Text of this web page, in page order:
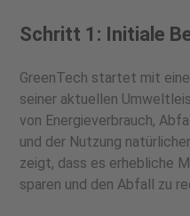
Schritt 1: Initiale
GreenTech startet mit
seiner aktuellen
von Energieverbrauch,
und der Nutzung
zeigt, dass es erhebliche
sparen und den Abfall zu